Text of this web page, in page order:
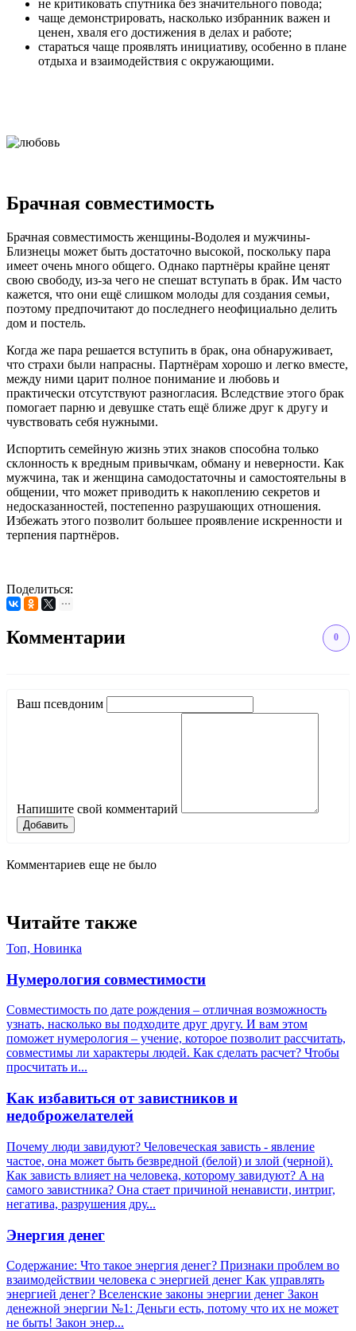
не критиковать спутника без значительного повода;
чаще демонстрировать, насколько избранник важен и
ценен, хваля его достижения в делах и работе;
стараться чаще проявлять инициативу, особенно в плане
отдыха и взаимодействия с окружающими.
Брачная совместимость
Брачная совместимость женщины-Водолея и мужчины-
Близнецы может быть достаточно высокой, поскольку пара
имеет очень много общего. Однако партнёры крайне ценят
свою свободу, из-за чего не спешат вступать в брак. Им часто
кажется, что они ещё слишком молоды для создания семьи,
поэтому предпочитают до последнего неофициально делить
дом и постель.
Когда же пара решается вступить в брак, она обнаруживает,
что страхи были напрасны. Партнёрам хорошо и легко вместе,
между ними царит полное понимание и любовь и
практически отсутствуют разногласия. Вследствие этого брак
помогает парню и девушке стать ещё ближе друг к другу и
чувствовать себя нужными.
Испортить семейную жизнь этих знаков способна только
склонность к вредным привычкам, обману и неверности. Как
мужчина, так и женщина самодостаточны и самостоятельны в
общении, что может приводить к накоплению секретов и
недосказанностей, постепенно разрушающих отношения.
Избежать этого позволит большее проявление искренности и
терпения партнёров.
Поделиться:
Комментарии 0
Ваш псевдоним
Напишите свой комментарий
Добавить
Комментариев еще не было
Читайте также
Топ, Новинка
Нумерология совместимости
Совместимость по дате рождения – отличная возможность
узнать, насколько вы подходите друг другу. И вам этом
поможет нумерология – учение, которое позволит рассчитать,
совместимы ли характеры людей. Как сделать расчет? Чтобы
просчитать и...
Как избавиться от завистников и
недоброжелателей
Почему люди завидуют? Человеческая зависть - явление
частое, она может быть безвредной (белой) и злой (черной).
Как зависть влияет на человека, которому завидуют? А на
самого завистника? Она стает причиной ненависти, интриг,
негатива, разрушения дру...
Энергия денег
Содержание: Что такое энергия денег? Признаки проблем во
взаимодействии человека с энергией денег Как управлять
энергией денег? Вселенские законы энергии денег Закон
денежной энергии №1: Деньги есть, потому что их не может
не быть! Закон энер...